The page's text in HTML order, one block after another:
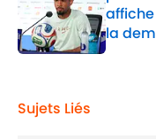
la
Sujets Liés